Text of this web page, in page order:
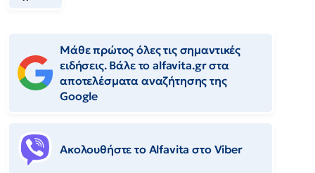
Μάθε πρώτος όλες τις σημαντικές
ειδήσεις. Βάλε το alfavita.gr στα
αποτελέσματα αναζήτησης της
Google
Ακολουθήστε το Αlfavita στο Viber